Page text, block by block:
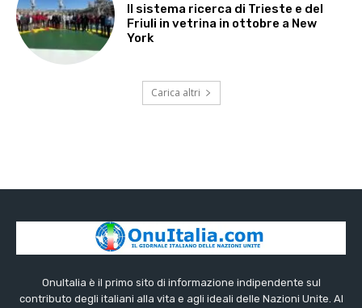
Il sistema ricerca di Trieste e del
Friuli in vetrina in ottobre a New
York
Carica altri
OnuItalia è il primo sito di informazione indipendente sul
contributo degli italiani alla vita e agli ideali delle Nazioni Unite. Al